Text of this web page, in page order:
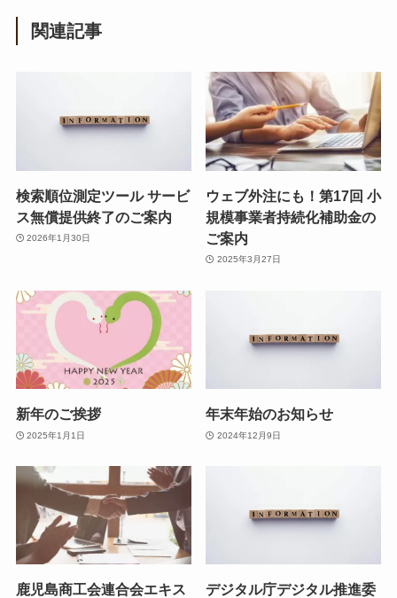
関連記事
検索順位測定ツール サービ
ス無償提供終了のご案内
2026年1月30日
ウェブ外注にも！第17回 小
規模事業者持続化補助金の
ご案内
2025年3月27日
新年のご挨拶
2025年1月1日
年末年始のお知らせ
2024年12月9日
鹿児島商工会連合会エキス デジタル庁デジタル推進委